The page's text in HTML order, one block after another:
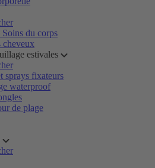
du corps
cheveux
estivales
sprays fixateurs
waterproof
de plage